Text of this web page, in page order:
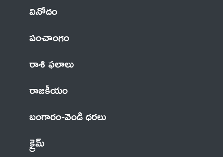
వినోదం
పంచాంగం
రాశి ఫలాలు
రాజకీయం
బంగారం-వెండి ధరలు
క్రైమ్